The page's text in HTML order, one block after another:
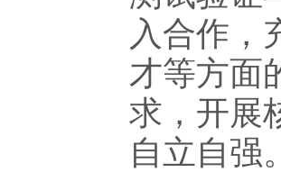
入合作，
才等方面
求，开展
自立自强